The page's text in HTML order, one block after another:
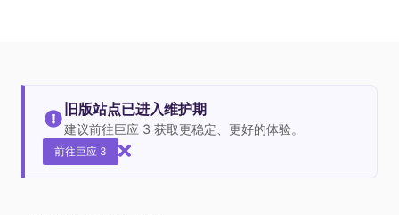
旧版站点已进入维护期
建议前往巨应 3 获取更稳定、更好的体验。
前往巨应 3